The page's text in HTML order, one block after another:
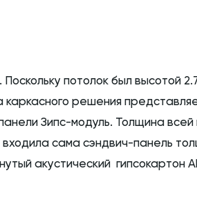
потолок был высотой
решения
Зипс-модуль. Толщина
сама сэндвич-панель
акустический гипсокартон